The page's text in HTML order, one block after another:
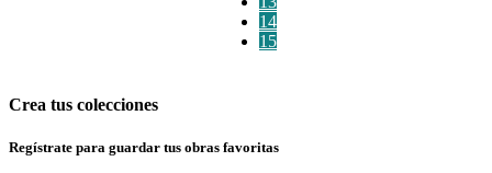
14
15
Crea tus colecciones
Regístrate para guardar tus obras favoritas